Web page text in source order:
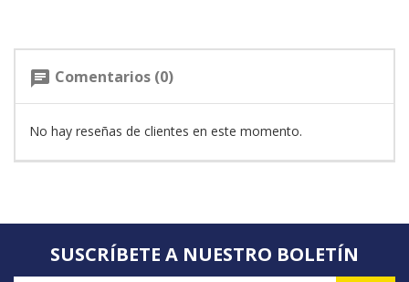
chat Comentarios (0)
No hay reseñas de clientes en este momento.
SUSCRÍBETE A NUESTRO BOLETÍN